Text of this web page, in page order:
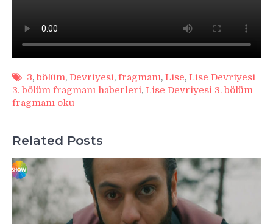
3, bölüm, Devriyesi, fragmanı, Lise, Lise Devriyesi
3. bölüm fragmanı haberleri, Lise Devriyesi 3. bölüm
fragmanı oku
Related Posts